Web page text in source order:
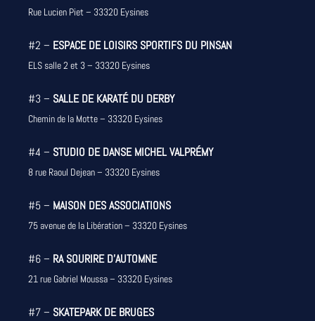
Rue Lucien Piet – 33320 Eysines
#2 – ESPACE DE LOISIRS SPORTIFS DU PINSAN
ELS salle 2 et 3 – 33320 Eysines
#3 – SALLE DE KARATÉ DU DERBY
Chemin de la Motte – 33320 Eysines
#4 – STUDIO DE DANSE MICHEL VALPRÉMY
8 rue Raoul Dejean – 33320 Eysines
#5 – MAISON DES ASSOCIATIONS
75 avenue de la Libération – 33320 Eysines
#6 – RA SOURIRE D’AUTOMNE
21 rue Gabriel Moussa – 33320 Eysines
#7 – SKATEPARK DE BRUGES